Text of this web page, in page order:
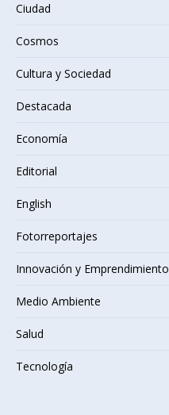
Ciudad
Cosmos
Cultura y Sociedad
Destacada
Economía
Editorial
English
Fotorreportajes
Innovación y Emprendimiento
Medio Ambiente
Salud
Tecnología